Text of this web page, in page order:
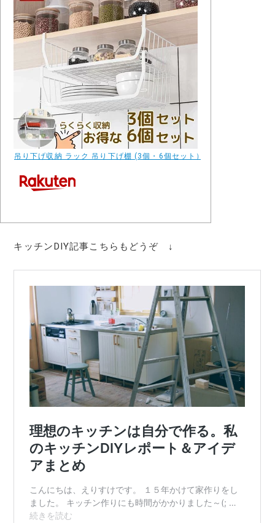
吊り下げ収納 ラック 吊り下げ棚 (3個・6個セット）戸棚下 キッチン
キッチンDIY記事こちらもどうぞ ↓